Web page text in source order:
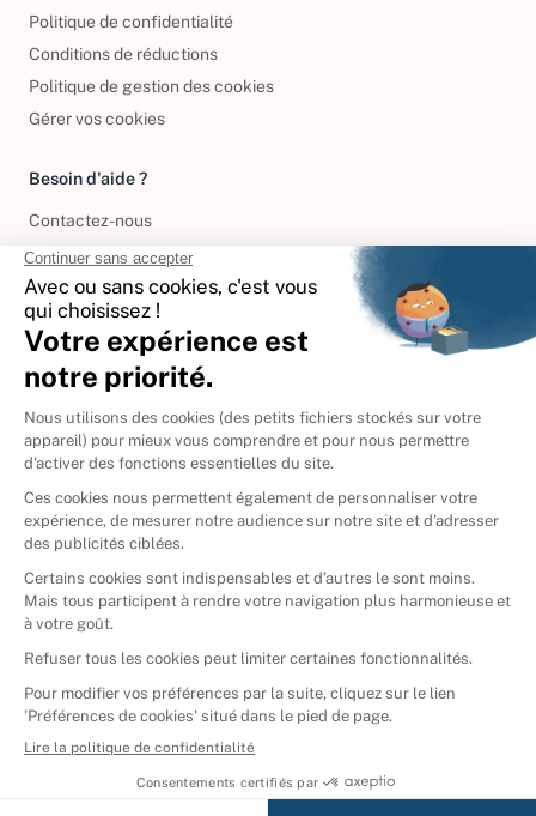
Politique de confidentialité
Conditions de réductions
Politique de gestion des cookies
Gérer vos cookies
Besoin d'aide ?
Contactez-nous
International
🇪🇸Espagne
🇮🇹Italie
Donner vos livres
Ammareal © 2026